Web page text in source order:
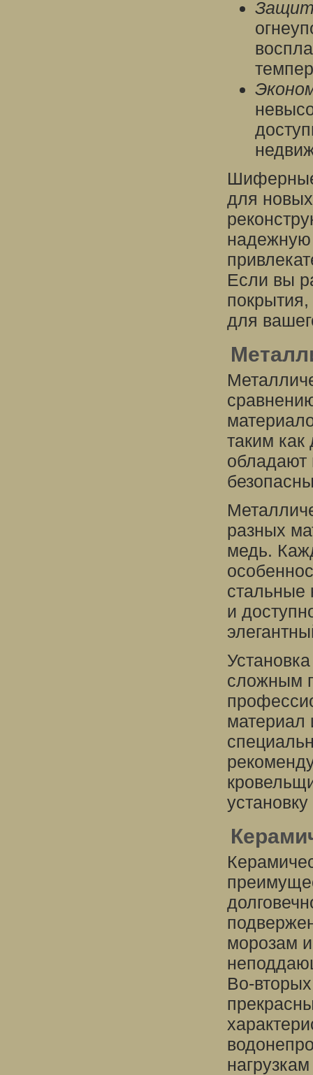
Шиферные
для
надежную
Если вы
для
таким
обладают
разных
медь.
стальные
и
сложным
материал
морозам
Во-